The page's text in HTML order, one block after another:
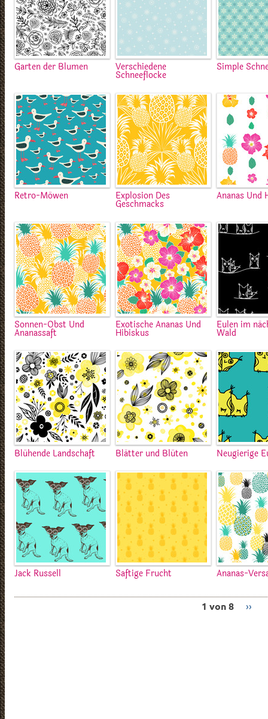
Garten der Blumen Verschiedene
Schneeflocke
Simple
Retro-Möwen Explosion Des
Geschmacks
Ananas Und
Sonnen-Obst Und
Ananassaft
Exotische Ananas Und
Hibiskus
Eulen im
Wald
Blühende Landschaft Blätter und Blüten Neugierige
Jack Russell Saftige Frucht Ananas-
1 von 8 ››